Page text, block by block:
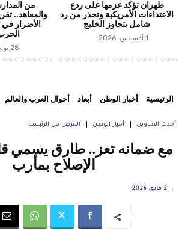
طهران تؤكد عزمها على ردع
الاعتداءات الأمريكية وتحذر من رد
شامل يتجاوز الخليج
1 أغسطس، 2026
من
والمعاهد..
الأضرار في
28 يوليو، 2026